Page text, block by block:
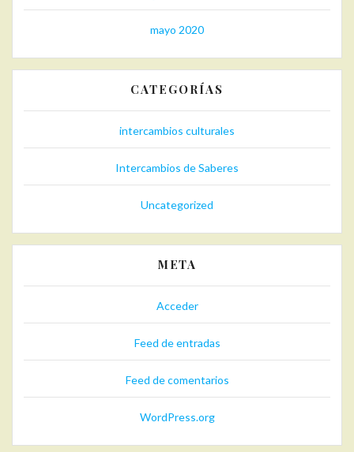
mayo 2020
CATEGORÍAS
intercambios culturales
Intercambios de Saberes
Uncategorized
META
Acceder
Feed de entradas
Feed de comentarios
WordPress.org